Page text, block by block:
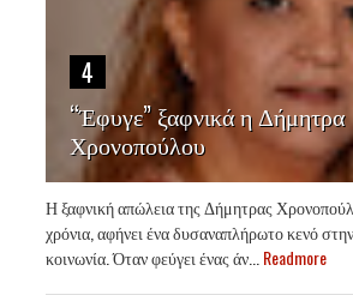
4
“Έφυγε” ξαφνικά η Δήμητρα
Χρονοπούλου
Η ξαφνική απώλεια της Δήμητρας
χρόνια, αφήνει ένα δυσαναπλήρωτο κενό
κοινωνία. Όταν φεύγει ένας άν... Readmore